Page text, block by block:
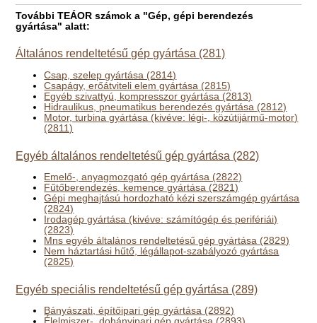
További TEÁOR számok a "Gép, gépi berendezés
gyártása" alatt:
Általános rendeltetésű gép gyártása (281)
Csap, szelep gyártása (2814)
Csapágy, erőátviteli elem gyártása (2815)
Egyéb szivattyú, kompresszor gyártása (2813)
Hidraulikus, pneumatikus berendezés gyártása (2812)
Motor, turbina gyártása (kivéve: légi-, közútijármű-motor)
(2811)
Egyéb általános rendeltetésű gép gyártása (282)
Emelő-, anyagmozgató gép gyártása (2822)
Fűtőberendezés, kemence gyártása (2821)
Gépi meghajtású hordozható kézi szerszámgép gyártása
(2824)
Irodagép gyártása (kivéve: számítógép és perifériái)
(2823)
Mns egyéb általános rendeltetésű gép gyártása (2829)
Nem háztartási hűtő, légállapot-szabályozó gyártása
(2825)
Egyéb speciális rendeltetésű gép gyártása (289)
Bányászati, építőipari gép gyártása (2892)